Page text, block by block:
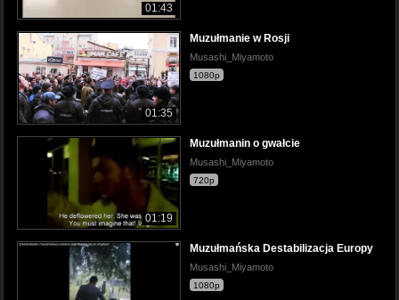
01:43
01:35
Muzułmanie w Rosji
Musashi_Miyamoto
1080p
01:19
Muzułmanin o gwałcie
Musashi_Miyamoto
720p
Muzułmańska Destabilizacja Europy
Musashi_Miyamoto
1080p